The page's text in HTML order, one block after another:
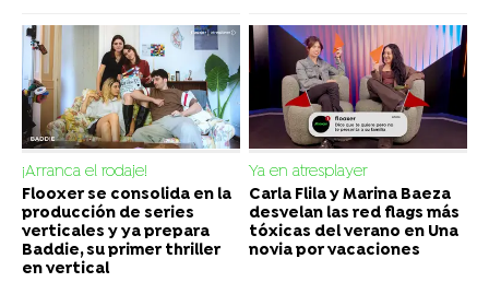
¡Arranca el rodaje!
Flooxer se consolida en la
producción de series
verticales y ya prepara
Baddie, su primer thriller
en vertical
Ya en atresplayer
Carla Flila y Marina Baeza
desvelan las red flags más
tóxicas del verano en Una
novia por vacaciones